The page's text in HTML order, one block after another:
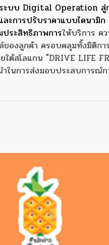
บบ Digital Operation สู่
ะการปรับราคาแบบไดนามิ
ระสิทธิภาพการให้บริการ ค
องลูกค้า ครอบคลุมทั้งมิติกา
ใต้สโลแกน "DRIVE LIFE
ในการส่งมอบประสบการณ์